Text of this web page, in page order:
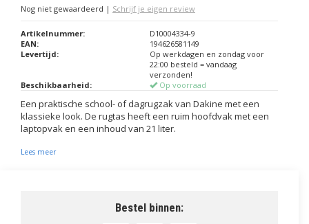
Nog niet gewaardeerd | Schrijf je eigen review
Artikelnummer:
D10004334-9
EAN:
194626581149
Levertijd:
Op werkdagen en zondag voor
22:00 besteld = vandaag
verzonden!
Beschikbaarheid:
Op voorraad
Een praktische school- of dagrugzak van Dakine met een
klassieke look. De rugtas heeft een ruim hoofdvak met een
laptopvak en een inhoud van 21 liter.
Lees meer
Bestel binnen: